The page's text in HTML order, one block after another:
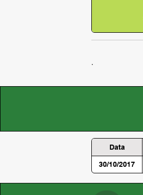
Data
30/10/2017